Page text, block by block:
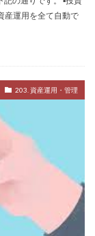
運用を全て自動で
203. 資産運用・管理